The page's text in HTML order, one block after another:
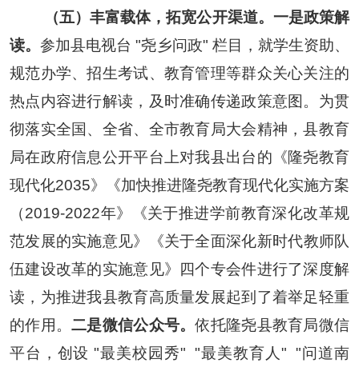
（五）丰富载体，拓宽公开渠道。 一是政策解
读。参加县电视台 "尧乡问政" 栏目，就学生资助、
规范办学、招生考试、教育管理等群众关心关注的
热点内容进行解读，及时准确传递政策意图。 为贯
彻落实全国、全省、全市教育局大会精神，县教育
局在政府信息公开平台上对我县出台的《隆尧教育
现代化2035》《加快推进隆尧教育现代化实施方案
（2019-2022年》《关于推进学前教育深化改革规
范发展的实施意见》《关于全面深化新时代教师队
伍建设改革的实施意见》四个专会件进行了深度解
读，为推进我县教育高质量发展起到了着举足轻重
的作用。二是微信公众号。依托隆尧县教育局微信
平台 ，创设 "最美校园秀" "最美教育人" "问道南